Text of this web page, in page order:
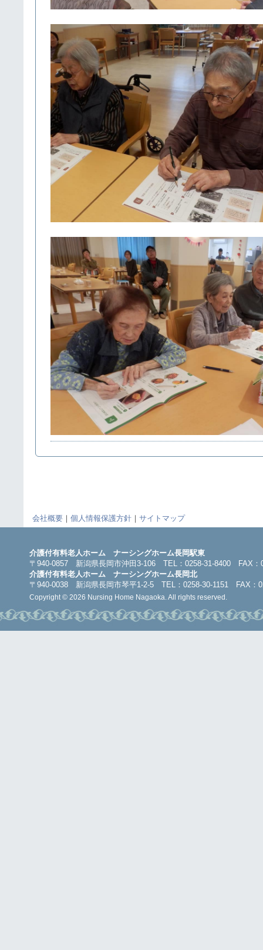
会社概要 ｜ 個人情報保護方針 ｜ サイトマップ
介護付有料老人ホーム ナーシングホーム長岡駅東
〒940-0857 新潟県長岡市沖田3-106 TEL：0258-31-8400 FAX：
介護付有料老人ホーム ナーシングホーム長岡北
〒940-0038 新潟県長岡市琴平1-2-5 TEL：0258-30-1151 FAX：
Copyright © 2026 Nursing Home Nagaoka. All rights reserved.